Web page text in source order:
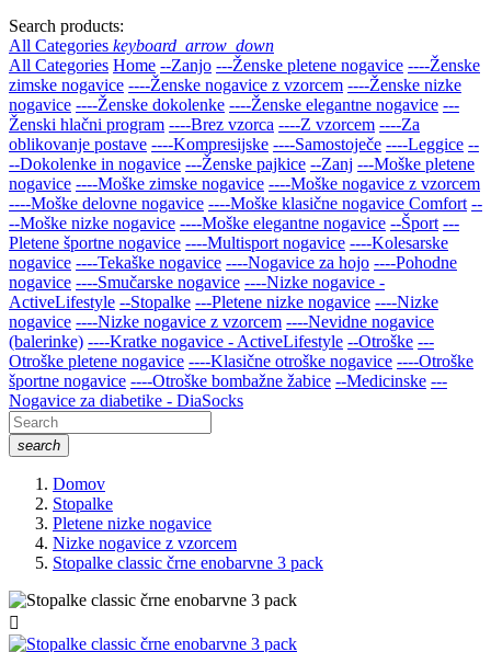
Search products:
All Categories keyboard_arrow_down
All Categories Home --Zanjo ---Ženske pletene nogavice ----Ženske
zimske nogavice ----Ženske nogavice z vzorcem ----Ženske nizke
nogavice ----Ženske dokolenke ----Ženske elegantne nogavice ---
Ženski hlačni program ----Brez vzorca ----Z vzorcem ----Za
oblikovanje postave ----Kompresijske ----Samostoječe ----Leggice --
--Dokolenke in nogavice ---Ženske pajkice --Zanj ---Moške pletene
nogavice ----Moške zimske nogavice ----Moške nogavice z vzorcem
----Moške delovne nogavice ----Moške klasične nogavice Comfort --
--Moške nizke nogavice ----Moške elegantne nogavice --Šport ---
Pletene športne nogavice ----Multisport nogavice ----Kolesarske
nogavice ----Tekaške nogavice ----Nogavice za hojo ----Pohodne
nogavice ----Smučarske nogavice ----Nizke nogavice -
ActiveLifestyle --Stopalke ---Pletene nizke nogavice ----Nizke
nogavice ----Nizke nogavice z vzorcem ----Nevidne nogavice
(balerinke) ----Kratke nogavice - ActiveLifestyle --Otroške ---
Otroške pletene nogavice ----Klasične otroške nogavice ----Otroške
športne nogavice ----Otroške bombažne žabice --Medicinske ---
Nogavice za diabetike - DiaSocks
search
Domov
Stopalke
Pletene nizke nogavice
Nizke nogavice z vzorcem
Stopalke classic črne enobarvne 3 pack
